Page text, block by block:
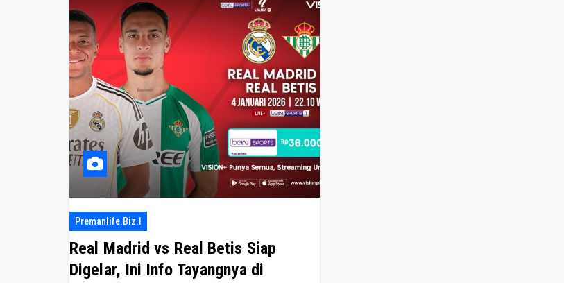
Premanlife.biz.i
Real Madrid vs Real Betis Siap
Digelar, Ini Info Tayangnya di